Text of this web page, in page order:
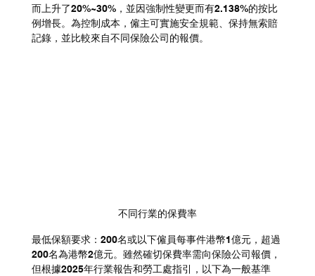
而上升了20%~30%，並因強制性變更而有2.138%的按比
例增長。為控制成本，僱主可實施安全規範、保持無索賠
記錄，並比較來自不同保險公司的報價。
不同行業的保費率
最低保額要求：200名或以下僱員每事件港幣1億元，超過
200名為港幣2億元。雖然確切保費率需向保險公司報價，
但根據2025年行業報告和勞工處指引，以下為一般基準